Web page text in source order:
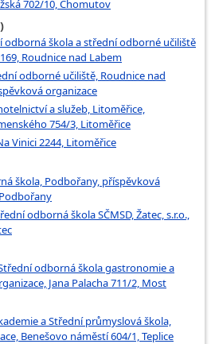
702/10, Chomutov
škola a střední odborné učiliště
Roudnice nad Labem
odborné učiliště, Roudnice nad
organizace
a služeb, Litoměřice,
754/3, Litoměřice
Vinici 2244, Litoměřice
škola, Podbořany, příspěvková
odborná škola SČMSD, Žatec, s.r.o.,
odborná škola gastronomie a
Jana Palacha 711/2, Most
a Střední průmyslová škola,
Benešovo náměstí 604/1, Teplice